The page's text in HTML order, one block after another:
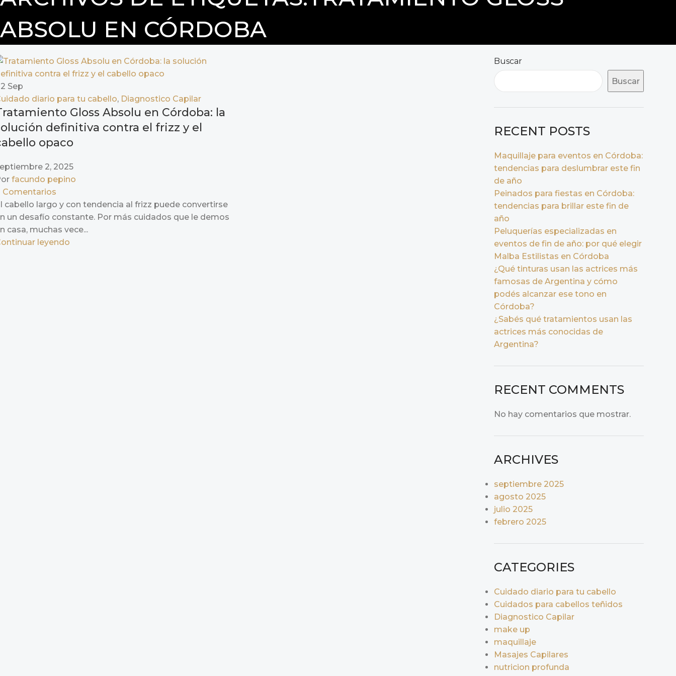
ABSOLU EN CÓRDOBA
Sep
diario para tu cabello, Diagnostico Capilar
Gloss Absolu en Córdoba: la
definitiva contra el frizz y el
opaco
2, 2025
facundo pepino
Comentarios
cabello largo y con tendencia al frizz puede convertirse
un desafío constante. Por más cuidados que le demos
casa, muchas vece...
leyendo
Buscar
Buscar
RECENT POSTS
Maquillaje para eventos en Córdoba:
tendencias para deslumbrar este fin
de año
Peinados para fiestas en Córdoba:
tendencias para brillar este fin de
año
Peluquerías especializadas en
eventos de fin de año: por qué elegir
Malba Estilistas en Córdoba
¿Qué tinturas usan las actrices más
famosas de Argentina y cómo
podés alcanzar ese tono en
Córdoba?
¿Sabés qué tratamientos usan las
actrices más conocidas de
Argentina?
RECENT COMMENTS
No hay comentarios que mostrar.
ARCHIVES
septiembre 2025
agosto 2025
julio 2025
febrero 2025
CATEGORIES
Cuidado diario para tu cabello
Cuidados para cabellos teñidos
Diagnostico Capilar
make up
maquillaje
Masajes Capilares
nutricion profunda